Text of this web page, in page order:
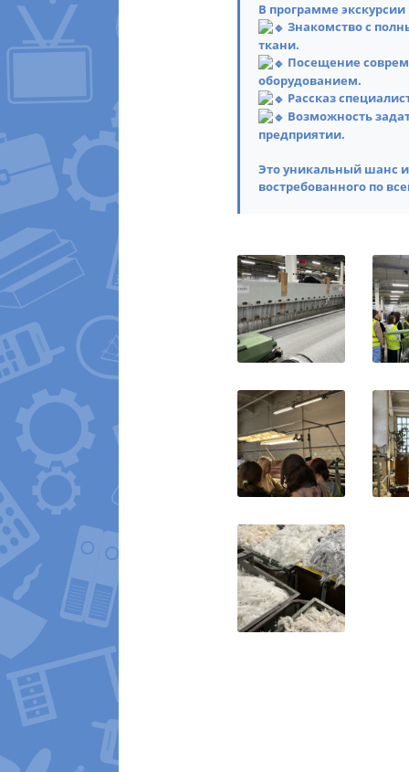
В программе
Знакомство с
ткани.
Посещение
оборудованием.
Рассказ
Возможность
предприятии.
Это уникальный шанс
востребованного по